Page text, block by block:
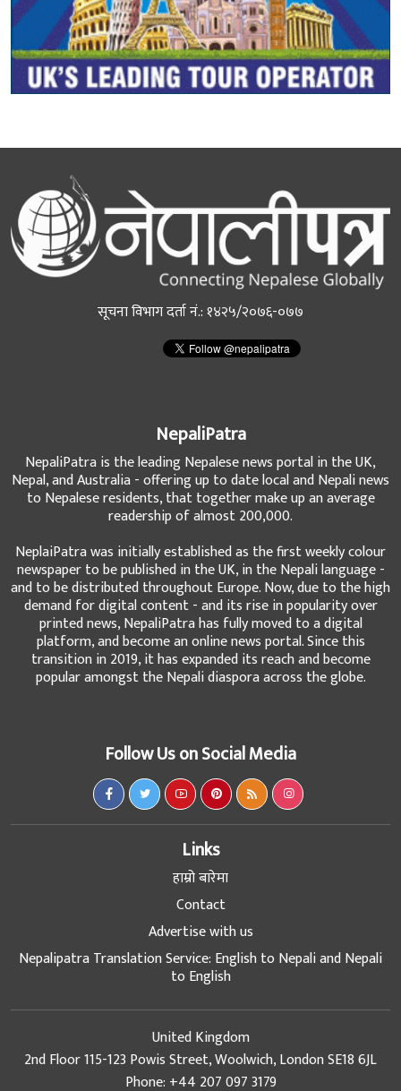
सूचना विभाग दर्ता नं.: १४२५/२०७६-०७७
NepaliPatra
NepaliPatra is the leading Nepalese news portal in the UK,
Nepal, and Australia - offering up to date local and Nepali news
to Nepalese residents, that together make up an average
readership of almost 200,000.
NeplaiPatra was initially established as the first weekly colour
newspaper to be published in the UK, in the Nepali language -
and to be distributed throughout Europe. Now, due to the high
demand for digital content - and its rise in popularity over
printed news, NepaliPatra has fully moved to a digital
platform, and become an online news portal. Since this
transition in 2019, it has expanded its reach and become
popular amongst the Nepali diaspora across the globe.
Follow Us on Social Media
Links
हाम्रो बारेमा
Contact
Advertise with us
Nepalipatra Translation Service: English to Nepali and Nepali
to English
United Kingdom
2nd Floor 115-123 Powis Street, Woolwich, London SE18 6JL
Phone: +44 207 097 3179